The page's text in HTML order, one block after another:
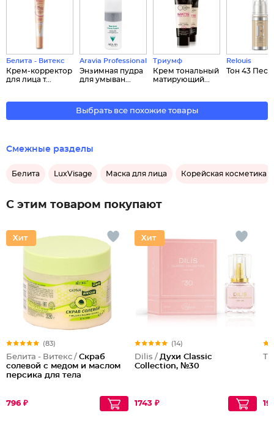
Белита - Витекс
Крем-корректор
для лица т...
Aravia Professional
Энзимная пудра
для умыван...
Триумф
Крем тональный
матирующий...
Relouis
Тон 43
Выбрать все похожие товары
Смежные разделы
Белита LuxVisage Маска для лица Корейская косметика
С этим товаром покупают
(83)
Белита - Витекс / Скраб
солевой с медом и маслом
персика для тела
796 ₽
(14)
Dilis / Духи Classic
Collection, №30
1743 ₽